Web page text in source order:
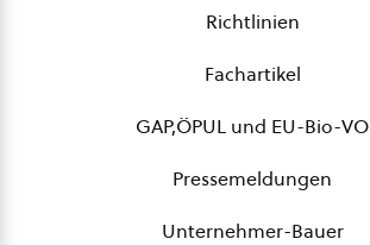
Richtlinien
Fachartikel
GAP,ÖPUL und EU-Bio-VO
Pressemeldungen
Unternehmer-Bauer